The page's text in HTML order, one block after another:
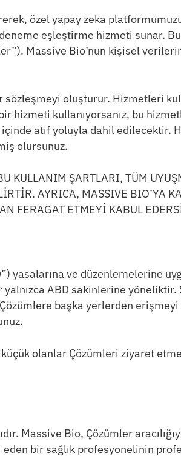
özel yapay zeka
eşleştirme hizmeti sunar.
Massive Bio’nun kişisel
sözleşmeyi oluşturur. Hizmetleri
hizmeti kullanıyorsanız, bu
atıf yoluyla dahil edilecektir.
olursunuz.
ŞARTLARI, TÜM
AYRICA, MASSIVE BIO’YA
FERAGAT ETMEYİ KABUL
ve düzenlemelerine
ABD sakinlerine
başka yerlerden
olanlar Çözümleri ziyaret
Massive Bio, Çözümler
bir sağlık profesyonelinin